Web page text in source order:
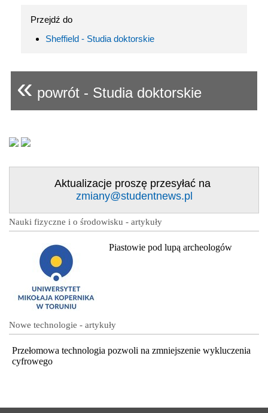
Przejdź do
Sheffield - Studia doktorskie
« powrót - Studia doktorskie
Aktualizacje proszę przesyłać na
zmiany@studentnews.pl
Nauki fizyczne i o środowisku - artykuły
Piastowie pod lupą archeologów
Nowe technologie - artykuły
Przełomowa technologia pozwoli na zmniejszenie wykluczenia
cyfrowego